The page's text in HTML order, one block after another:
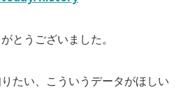
とうございました。
たい、こういうデータがほしい